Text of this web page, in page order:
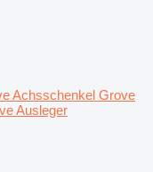
Achsschenkel Grove
Ausleger